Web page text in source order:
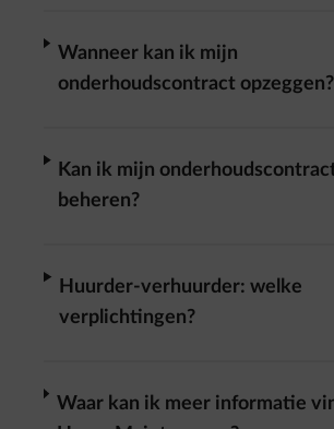
Wanneer kan ik mijn
onderhoudscontract opzeggen?
Kan ik mijn
beheren?
Huurder-verhuurder: welke
verplichtingen?
Waar kan ik meer informatie